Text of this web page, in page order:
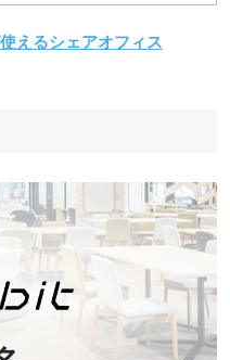
えるシェアオフィス